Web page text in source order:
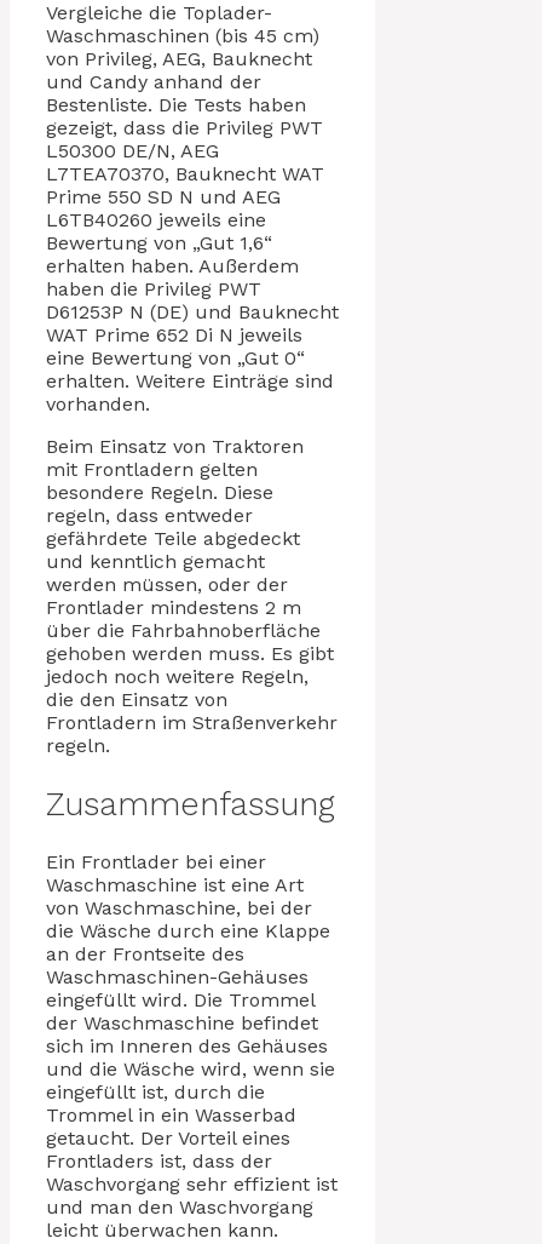
Vergleiche die Toplader-
Waschmaschinen (bis 45 cm)
von Privileg, AEG, Bauknecht
und Candy anhand der
Bestenliste. Die Tests haben
gezeigt, dass die Privileg PWT
L50300 DE/N, AEG
L7TEA70370, Bauknecht WAT
Prime 550 SD N und AEG
L6TB40260 jeweils eine
Bewertung von „Gut 1,6“
erhalten haben. Außerdem
haben die Privileg PWT
D61253P N (DE) und Bauknecht
WAT Prime 652 Di N jeweils
eine Bewertung von „Gut 0“
erhalten. Weitere Einträge sind
vorhanden.
Beim Einsatz von Traktoren
mit Frontladern gelten
besondere Regeln. Diese
regeln, dass entweder
gefährdete Teile abgedeckt
und kenntlich gemacht
werden müssen, oder der
Frontlader mindestens 2 m
über die Fahrbahnoberfläche
gehoben werden muss. Es gibt
jedoch noch weitere Regeln,
die den Einsatz von
Frontladern im Straßenverkehr
regeln.
Zusammenfassung
Ein Frontlader bei einer
Waschmaschine ist eine Art
von Waschmaschine, bei der
die Wäsche durch eine Klappe
an der Frontseite des
Waschmaschinen-Gehäuses
eingefüllt wird. Die Trommel
der Waschmaschine befindet
sich im Inneren des Gehäuses
und die Wäsche wird, wenn sie
eingefüllt ist, durch die
Trommel in ein Wasserbad
getaucht. Der Vorteil eines
Frontladers ist, dass der
Waschvorgang sehr effizient ist
und man den Waschvorgang
leicht überwachen kann.